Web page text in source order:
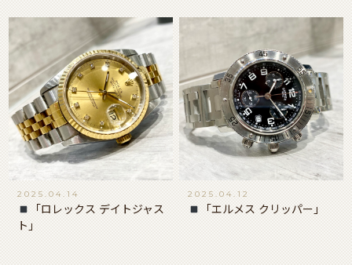
2025.04.14
「ロレックス デイトジャス
ト」
2025.04.12
「エルメス クリッパー」